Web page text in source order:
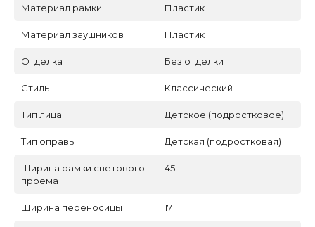
Материал рамки Пластик
Материал заушников Пластик
Отделка Без отделки
Стиль Классический
Тип лица Детское (подростковое)
Тип оправы Детская (подростковая)
Ширина рамки светового
проема
45
Ширина переносицы 17